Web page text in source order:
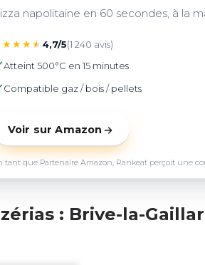
Pizza napolitaine en 60 secondes, à la
★★★★ 4,7/5(1 240 avis)
Atteint 500°C en 15 minutes
Compatible gaz / bois / pellets
Voir sur Amazon
tant que Partenaire Amazon, Rankeat perçoit une
: Brive-la-